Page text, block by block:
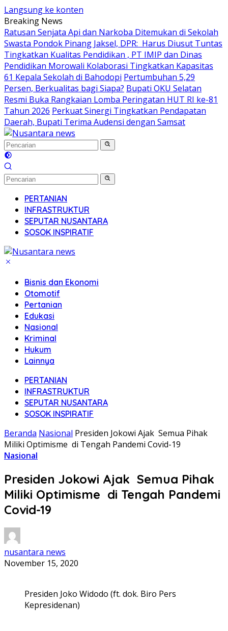
Langsung ke konten
Breaking News
Ratusan Senjata Api dan Narkoba Ditemukan di Sekolah
Swasta Pondok Pinang Jaksel, DPR: Harus Diusut Tuntas
Tingkatkan Kualitas Pendidikan , PT IMIP dan Dinas
Pendidikan Morowali Kolaborasi Tingkatkan Kapasitas
61 Kepala Sekolah di Bahodopi Pertumbuhan 5,29
Persen, Berkualitas bagi Siapa? Bupati OKU Selatan
Resmi Buka Rangkaian Lomba Peringatan HUT RI ke-81
Tahun 2026 Perkuat Sinergi Tingkatkan Pendapatan
Daerah, Bupati Terima Audensi dengan Samsat
PERTANIAN
INFRASTRUKTUR
SEPUTAR NUSANTARA
SOSOK INSPIRATIF
Bisnis dan Ekonomi
Otomotif
Pertanian
Edukasi
Nasional
Kriminal
Hukum
Lainnya
PERTANIAN
INFRASTRUKTUR
SEPUTAR NUSANTARA
SOSOK INSPIRATIF
Beranda Nasional Presiden Jokowi Ajak Semua Pihak
Miliki Optimisme di Tengah Pandemi Covid-19
Nasional
Presiden Jokowi Ajak Semua Pihak
Miliki Optimisme di Tengah Pandemi
Covid-19
nusantara news
November 15, 2020
Presiden Joko Widodo (ft. dok. Biro Pers
Kepresidenan)